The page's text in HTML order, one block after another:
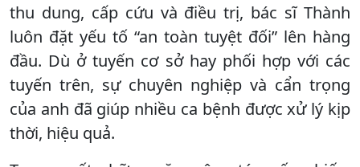
thu dung, cấp cứu và điều trị, bác sĩ Thành
luôn đặt yếu tố “an toàn tuyệt đối” lên hàng
đầu. Dù ở tuyến cơ sở hay phối hợp với các
tuyến trên, sự chuyên nghiệp và cẩn trọng
của anh đã giúp nhiều ca bệnh được xử lý kịp
thời, hiệu quả.